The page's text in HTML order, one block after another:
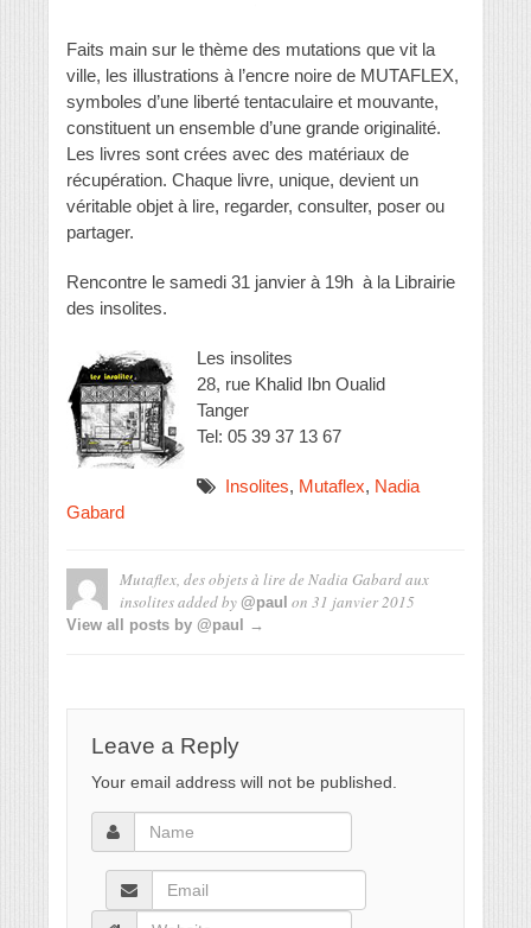
Faits main sur le thème des mutations que vit la
ville, les illustrations à l’encre noire de MUTAFLEX,
symboles d’une liberté tentaculaire et mouvante,
constituent un ensemble d’une grande originalité.
Les livres sont crées avec des matériaux de
récupération. Chaque livre, unique, devient un
véritable objet à lire, regarder, consulter, poser ou
partager.
Rencontre le samedi 31 janvier à 19h à la Librairie
des insolites.
Les insolites
28, rue Khalid Ibn Oualid
Tanger
Tel: 05 39 37 13 67
Insolites, Mutaflex, Nadia
Gabard
Mutaflex, des objets à lire de Nadia Gabard aux
insolitesadded by @paul on 31 janvier 2015
View all posts by @paul →
Leave a Reply
Your email address will not be published.